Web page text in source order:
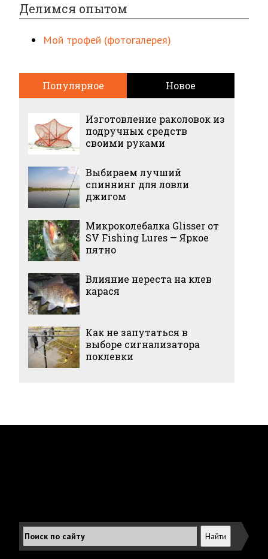
Делимся опытом
Мой трофей (фотогалерея)
Популярное Новое
Изготовление раколовок из
подручных средств
своими руками
Выбираем лучший
спиннинг для ловли
джигом
Микроколебалка Glisser от
SV Fishing Lures — Яркое
пятно
Влияние нереста на клев
карася
Как не запутаться в
выборе сигнализатора
поклевки